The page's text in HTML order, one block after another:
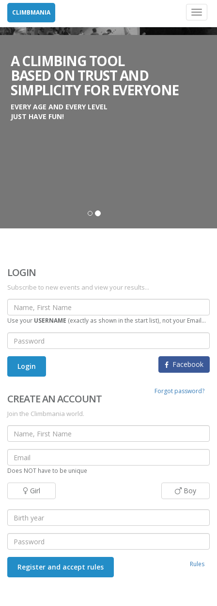
CLIMBMANIA
A CLIMBING TOOL
BASED ON TRUST AND
SIMPLICITY FOR EVERYONE
EVERY AGE AND EVERY LEVEL
JUST HAVE FUN!
LOGIN
Subscribe to new events and view your results...
Use your USERNAME (exactly as shown in the start list), not your Email...
Login Facebook
Forgot password?
CREATE AN ACCOUNT
Join the Climbmania world.
Does NOT have to be unique
Girl Boy
Register and accept rules Rules